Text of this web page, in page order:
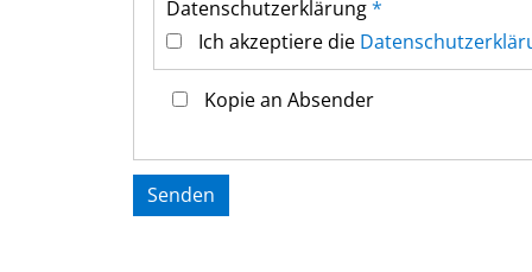
Datenschutz­erklärung*
Ich akzeptiere die
Kopie an Absender